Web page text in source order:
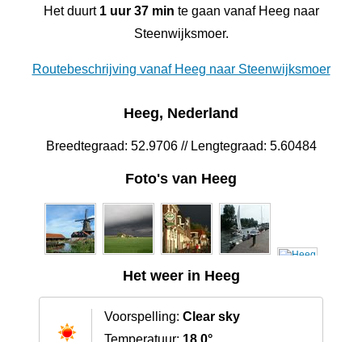
Het duurt 1 uur 37 min te gaan vanaf Heeg naar
Steenwijksmoer.
Routebeschrijving vanaf Heeg naar Steenwijksmoer
Heeg, Nederland
Breedtegraad: 52.9706 // Lengtegraad: 5.60484
Foto's van Heeg
Het weer in Heeg
Voorspelling: Clear sky